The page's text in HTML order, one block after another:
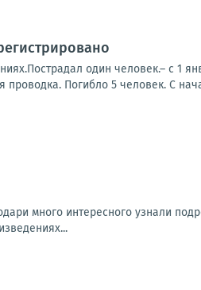
один человек.– с 1
Погибло 5 человек. С
много интересного узнали